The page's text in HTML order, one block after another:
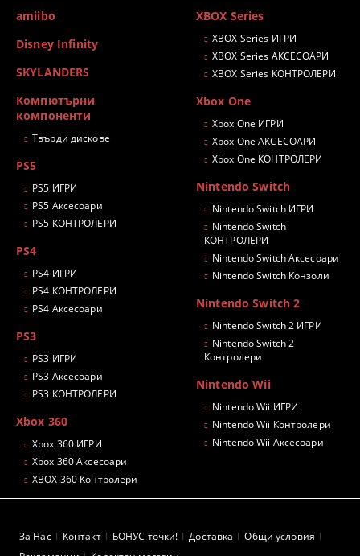
amiibo
Disney Infinity
SKYLANDERS
Компютърни
компоненти
Твърди дискове
PS5
PS5 ИГРИ
PS5 Аксесоари
PS5 КОНТРОЛЕРИ
PS4
PS4 ИГРИ
PS4 КОНТРОЛЕРИ
PS4 Аксесоари
PS3
PS3 ИГРИ
PS3 Аксесоари
PS3 КОНТРОЛЕРИ
Xbox 360
Xbox 360 ИГРИ
Xbox 360 Аксесоари
XBOX 360 Контролери
XBOX Series
XBOX Series ИГРИ
XBOX Series АКСЕСОАРИ
XBOX Series КОНТРОЛЕРИ
Xbox One
Xbox One ИГРИ
Xbox One АКСЕСОАРИ
Xbox One КОНТРОЛЕРИ
Nintendo Switch
Nintendo Switch ИГРИ
Nintendo Switch
КОНТРОЛЕРИ
Nintendo Switch Аксесоари
Nintendo Switch Конзоли
Nintendo Switch 2
Nintendo Switch 2 ИГРИ
Nintendo Switch 2
Контролери
Nintendo Wii
Nintendo Wii ИГРИ
Nintendo Wii Контролери
Nintendo Wii Аксесоари
За Нас Контакт БОНУС точки! Доставка
Общи условия